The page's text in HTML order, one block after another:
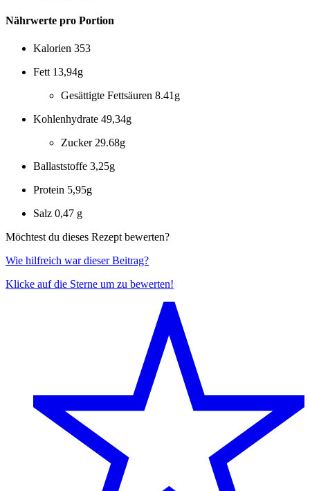
Nährwerte pro Portion
Kalorien 353
Fett 13,94g
Gesättigte Fettsäuren 8.41g
Kohlenhydrate 49,34g
Zucker 29.68g
Ballaststoffe 3,25g
Protein 5,95g
Salz 0,47 g
Möchtest du dieses Rezept bewerten?
Wie hilfreich war dieser Beitrag?
Klicke auf die Sterne um zu bewerten!